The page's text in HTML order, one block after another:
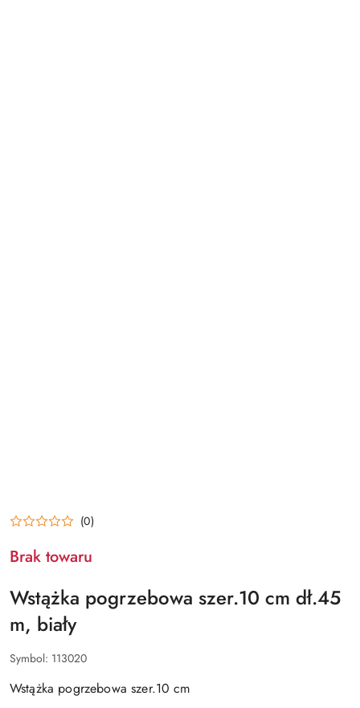
(0)
Brak towaru
Wstążka pogrzebowa szer.10 cm dł.45
m, biały
Symbol: 113020
Wstążka pogrzebowa szer.10 cm